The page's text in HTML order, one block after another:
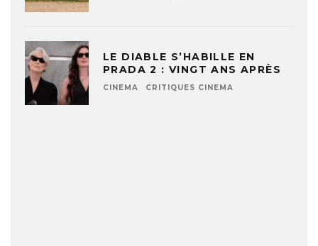
LE DIABLE S’HABILLE EN
PRADA 2 : VINGT ANS APRÈS
CINEMA CRITIQUES CINEMA